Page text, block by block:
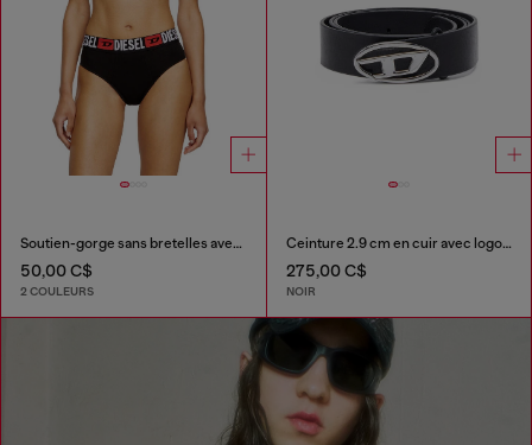
Soutien-gorge sans bretelles avec maxi logo
50,00 C$
2 COULEURS
Ceinture 2.9 cm en cuir avec logo Oval D
275,00 C$
NOIR